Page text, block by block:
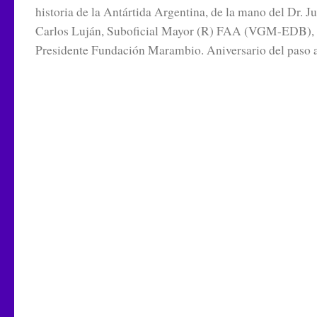
historia de la Antártida Argentina, de la mano del Dr.
Carlos Luján, Suboficial Mayor (R) FAA (VGM-EDB),
Presidente Fundación Marambio. Aniversario del paso